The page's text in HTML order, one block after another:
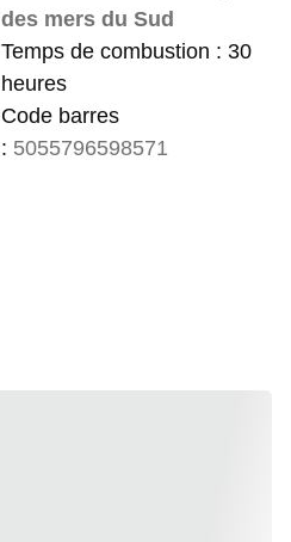
des mers du Sud
Temps de combustion : 30
heures
Code barres
: 5055796598571